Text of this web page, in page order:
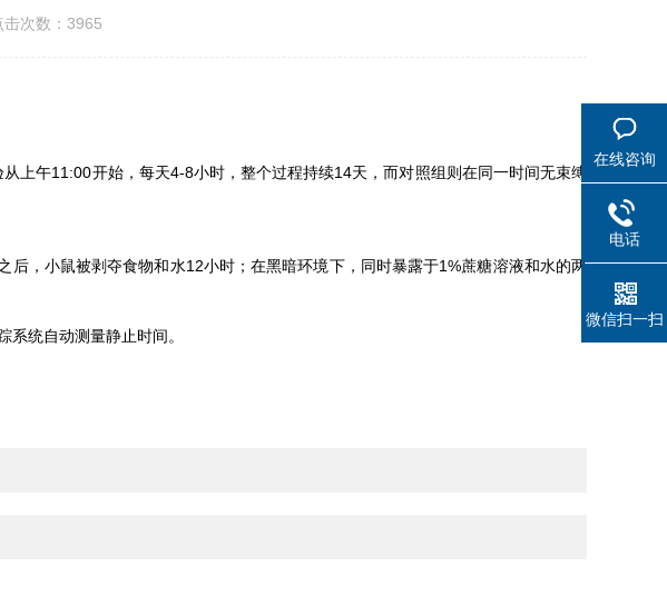
次数：3965
上午11:00开始，每天4-8小时，整个过程持续14天，而对照组则在同一时间无束缚
，小鼠被剥夺食物和水12小时；在黑暗环境下，同时暴露于1%蔗糖溶液和水的两
统自动测量静止时间。
在线咨询
电话
微信扫一扫